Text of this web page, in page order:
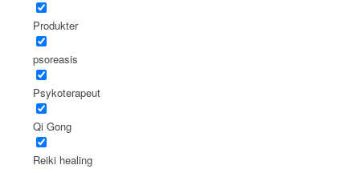
Produkter
psoreasis
Psykoterapeut
Qi Gong
Reiki healing